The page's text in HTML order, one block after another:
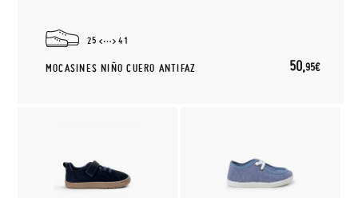
25 41
MOCASINES NIÑO CUERO ANTIFAZ 50,95€